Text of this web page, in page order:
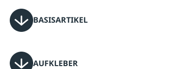
BASISARTIKEL
AUFKLEBER